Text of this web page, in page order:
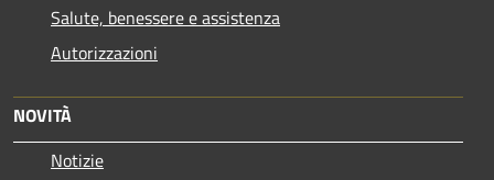
Salute, benessere e assistenza
Autorizzazioni
NOVITÀ
Notizie